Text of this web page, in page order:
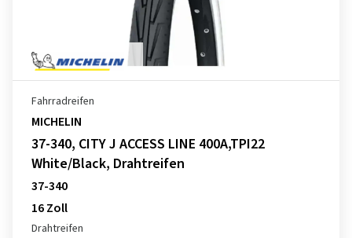
Fahrradreifen
MICHELIN
37-340, CITY J ACCESS LINE 400A,TPI22
White/Black, Drahtreifen
37-340
16 Zoll
Drahtreifen